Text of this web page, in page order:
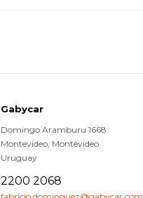
Gabycar
Domingo Aramburu 1668
Montevideo, Montevideo
Uruguay
2200 2068